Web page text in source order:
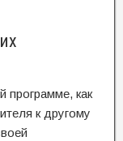
программе, как
к другому